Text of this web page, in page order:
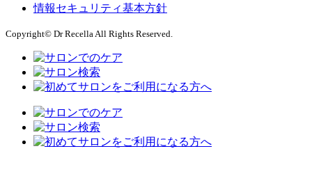
情報セキュリティ基本方針
Copyright© Dr Recella All Rights Reserved.